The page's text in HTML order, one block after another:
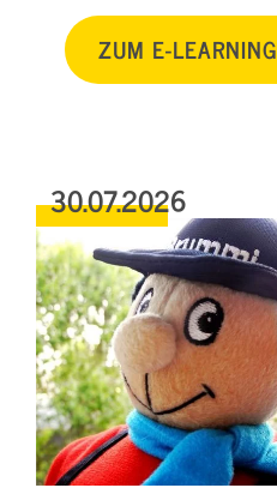
ZUM E-LEARNING
30.07.2026